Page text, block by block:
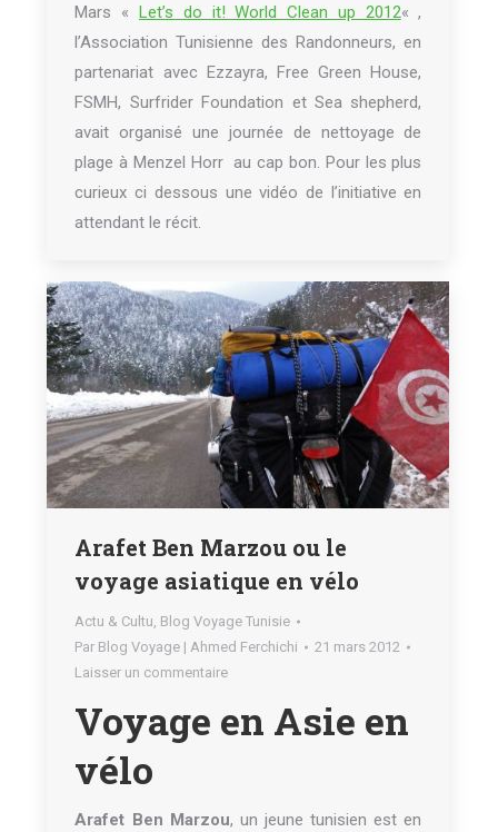
Mars « Let’s do it! World Clean up 2012« ,
l’Association Tunisienne des Randonneurs, en
partenariat avec Ezzayra, Free Green House,
FSMH, Surfrider Foundation et Sea shepherd,
avait organisé une journée de nettoyage de
plage à Menzel Horr au cap bon. Pour les plus
curieux ci dessous une vidéo de l’initiative en
attendant le récit.
Arafet Ben Marzou ou le
voyage asiatique en vélo
Actu & Cultu, Blog Voyage Tunisie
Par Blog Voyage | Ahmed Ferchichi
21 mars 2012
Laisser un commentaire
Voyage en Asie en
vélo
Arafet Ben Marzou, un jeune tunisien est en